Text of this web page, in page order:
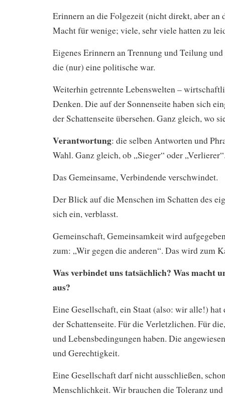
Erinnern an die Folgezeit (nicht direkt, aber an
Macht für wenige; viele, sehr viele hatten zu
Eigenes Erinnern an Trennung und Teilung
die (nur) eine politische war.
Weiterhin getrennte Lebenswelten –
Denken. Die auf der Sonnenseite haben sich
der Schattenseite übersehen. Ganz gleich, wo
Verantwortung: die selben Antworten und
Wahl. Ganz gleich, ob „Sieger“ oder
Das Gemeinsame, Verbindende verschwindet.
Der Blick auf die Menschen im Schatten des
sich ein, verblasst.
Gemeinschaft, Gemeinsamkeit wird
zum: „Wir gegen die anderen“. Das wird zum
Was verbindet uns tatsächlich? Was macht
aus?
Eine Gesellschaft, ein Staat (also: wir alle!)
der Schattenseite. Für die Verletzlichen. Für
und Lebensbedingungen haben. Die
und Gerechtigkeit.
Eine Gesellschaft darf nicht ausschließen,
Menschlichkeit. Wir brauchen die Toleranz